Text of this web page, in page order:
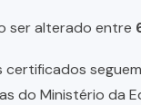
ser alterado entre
certificados
do Ministério da